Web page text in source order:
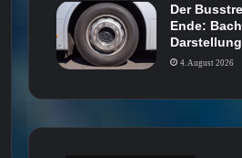
Der
Ende:
4. August 2026